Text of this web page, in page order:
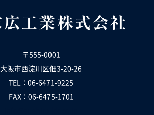
〒555-0001
大阪市西淀川区佃3-20-26
TEL： 06-6471-9225
FAX： 06-6475-1701